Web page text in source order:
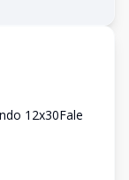
12x30Fale